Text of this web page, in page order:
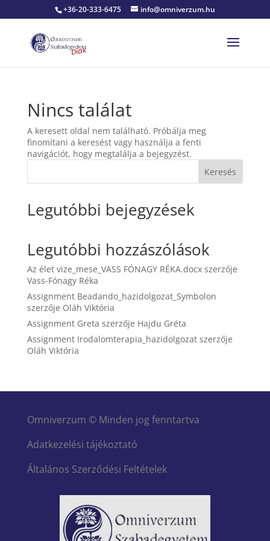
+36-20-333-6475 info@omniverzum.hu
Nincs találat
A keresett oldal nem található. Próbálja meg
finomítani a keresést vagy használja a fenti
navigációt, hogy megtalálja a bejegyzést.
Keresés
Legutóbbi bejegyzések
Legutóbbi hozzászólások
Az élet vize_mese_VASS FÓNAGY RÉKA.docxszerzője
Vass-Fónagy Réka
Assignment Beadando_hazidolgozat_Symbolon
szerzője Oláh Viktória
Assignment Greta szerzője Hajdu Gréta
Assignment Irodalomterapia_hazidolgozatszerzője
Oláh Viktória
Omniverzum © Minden jog fenntartva
Adatkezelési tájékoztató
Általános Szerződési Feltételek